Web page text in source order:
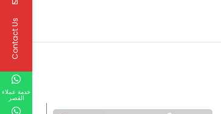
Contact Us
خدمة عملاء
القصر